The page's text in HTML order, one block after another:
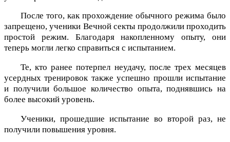
После того, как прохождение обычного режима было
запрещено, ученики Вечной секты продолжили проходить
простой режим. Благодаря накопленному опыту, они
теперь могли легко справиться с испытанием.
Те, кто ранее потерпел неудачу, после трех месяцев
усердных тренировок также успешно прошли испытание
и получили большое количество опыта, поднявшись на
более высокий уровень.
Ученики, прошедшие испытание во второй раз, не
получили повышения уровня.